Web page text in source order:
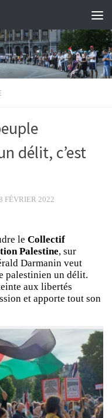
délit, c’est
FÉVRIER 2022
le Collectif
Palestine, sur
Darmanin veut
palestinien un délit.
aux libertés
et apporte tout son